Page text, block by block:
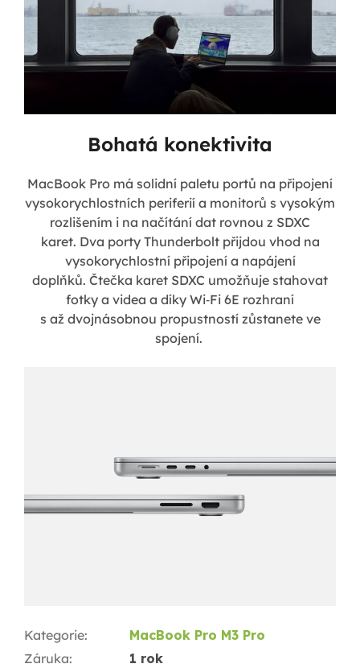
Bohatá konektivita
MacBook Pro má solidní paletu portů na připojení
vysokorychlostních periferií a monitorů s vysokým
rozlišením i na načítání dat rovnou z SDXC
karet. Dva porty Thunderbolt přijdou vhod na
vysokorychlostní připojení a napájení
doplňků. Čtečka karet SDXC umožňuje stahovat
fotky a videa a díky Wi‑Fi 6E rozhraní
s až dvojnásobnou propustností zůstanete ve
spojení.
Kategorie:
MacBook Pro M3 Pro
Záruka:
1 rok